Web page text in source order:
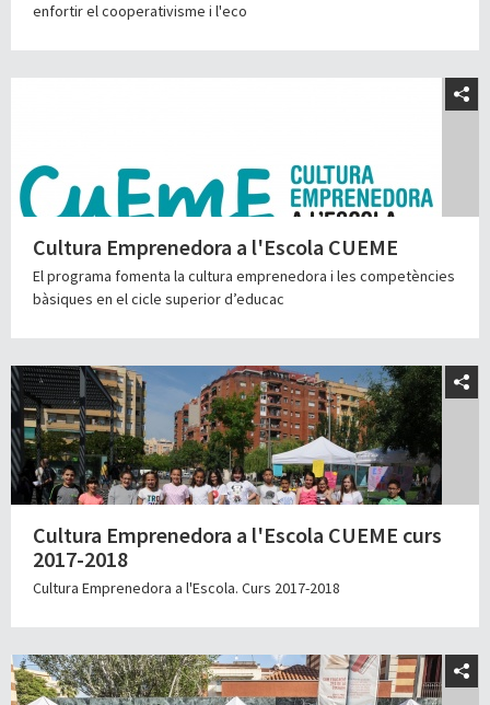
enfortir el cooperativisme i l'eco
Cultura Emprenedora a l'Escola CUEME
El programa fomenta la cultura emprenedora i les competències
bàsiques en el cicle superior d’educac
Cultura Emprenedora a l'Escola CUEME curs
2017-2018
Cultura Emprenedora a l'Escola. Curs 2017-2018